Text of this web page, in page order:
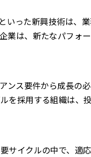
った新興技術は、
業は、新たなパフォ
ンス要件から成長の
を採用する組織は、
サイクルの中で、適